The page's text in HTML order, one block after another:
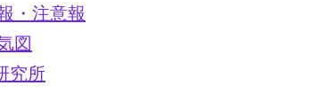
・注意報
図
究所